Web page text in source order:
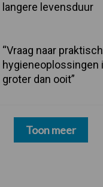
langere levensduur
“Vraag naar
hygieneoplossingen
groter dan ooit”
Toon meer